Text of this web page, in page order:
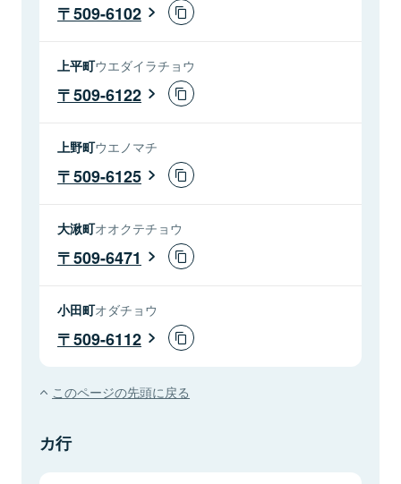
509-6102
上平町ウエダイラチョウ
509-6122
上野町ウエノマチ
509-6125
大湫町オオクテチョウ
509-6471
小田町オダチョウ
509-6112
このページの先頭に戻る
カ行